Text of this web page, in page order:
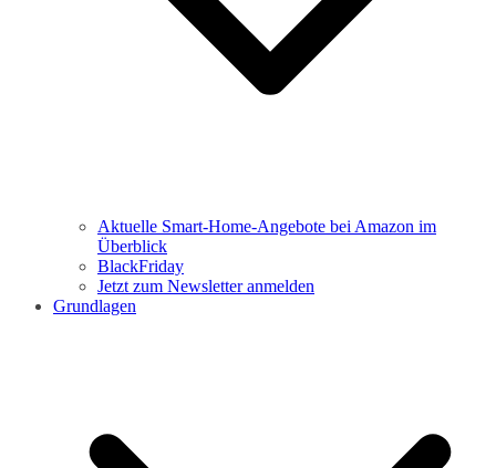
Aktuelle Smart-Home-Angebote bei Amazon im
Überblick
BlackFriday
Jetzt zum Newsletter anmelden
Grundlagen